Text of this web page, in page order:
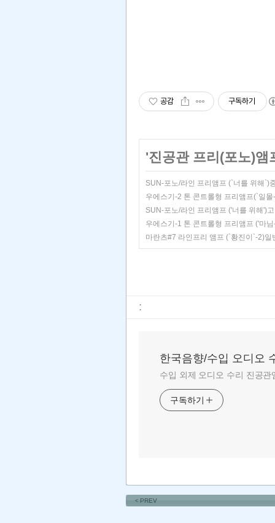
공감 구독하기
'진공관 프리(포노)앰
SUN-포노/라인 프리앰프 (`너를 위해`)
우에스기-2 톤 콘트롤형 프리앰프(`일
SUN-포노/라인 프리앰프 ('너를 위해')
우에스기-1 톤 콘트롤형 프리앰프 ('마
마란츠#7 라인프리 앰프 (`황진이`-2)
:
한국음향/수입 오디오
수입 외제 오디오 수리 진공
구독하기
< PREV